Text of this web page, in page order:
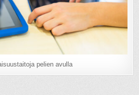
pelien avulla